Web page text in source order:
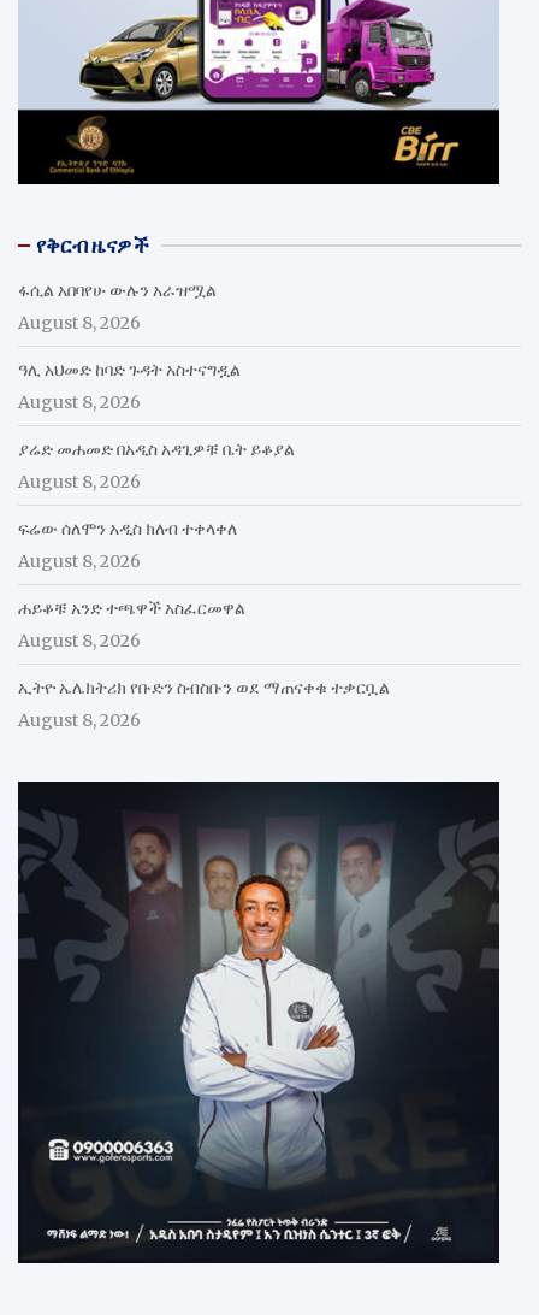
የቅርብ ዜናዎች
ፋሲል አበባየሁ ውሉን አራዝሟል
August 8, 2026
ዓሊ አህመድ ከባድ ጉዳት አስተናግዷል
August 8, 2026
ያሬድ መሐመድ በአዲስ አዳጊዎቹ ቤት ይቆያል
August 8, 2026
ፍሬው ሰለሞን አዲስ ክለብ ተቀላቀለ
August 8, 2026
ሐይቆቹ አንድ ተጫዋች አስፈርመዋል
August 8, 2026
ኢትዮ ኤሌክትሪክ የቡድን ስብስቡን ወደ ማጠናቀቁ ተቃርቧል
August 8, 2026